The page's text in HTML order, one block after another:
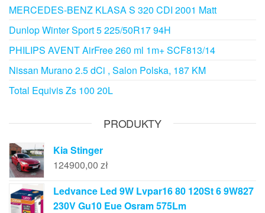
MERCEDES-BENZ KLASA S 320 CDI 2001 Matt
Dunlop Winter Sport 5 225/50R17 94H
PHILIPS AVENT AirFree 260 ml 1m+ SCF813/14
Nissan Murano 2.5 dCi , Salon Polska, 187 KM
Total Equivis Zs 100 20L
PRODUKTY
Kia Stinger
124900,00 zł
Ledvance Led 9W Lvpar16 80 120St 6 9W827
230V Gu10 Eue Osram 575Lm